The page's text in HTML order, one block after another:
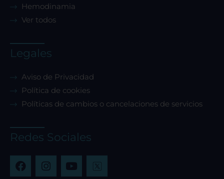
Hemodinamia
Ver todos
Legales
Aviso de Privacidad
Política de cookies
Políticas de cambios o cancelaciones de servicios
Redes Sociales
F
a
I
n
Y
o